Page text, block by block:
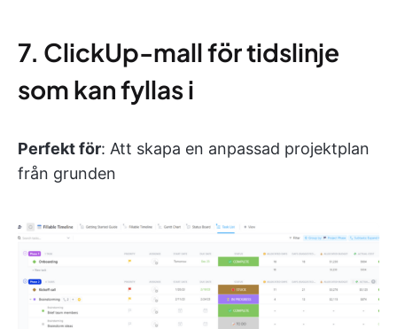
7. ClickUp-mall för tidslinje
som kan fyllas i
Perfekt för: Att skapa en anpassad projektplan
från grunden